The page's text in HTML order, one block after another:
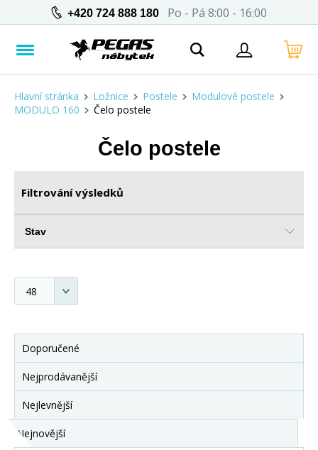
+420 724 888 180 Po - Pá 8:00 - 16:00
Hlavní stránka Ložnice Postele
Modulové postele
MODULO 160
Čelo postele
Čelo postele
Filtrování výsledků
Stav
Doporučené
Nejprodávanější
Nejlevnější
Nejnovější